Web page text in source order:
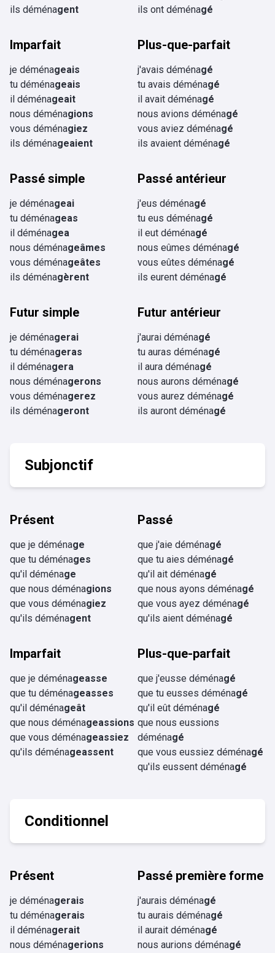
ils déménagent
ils ont déménagé
Imparfait
je déménageais
tu déménageais
il déménageait
nous déménagions
vous déménagiez
ils déménageaient
Plus-que-parfait
j'avais déménagé
tu avais déménagé
il avait déménagé
nous avions déménagé
vous aviez déménagé
ils avaient déménagé
Passé simple
je déménageai
tu déménageas
il déménagea
nous déménageâmes
vous déménageâtes
ils déménagèrent
Passé antérieur
j'eus déménagé
tu eus déménagé
il eut déménagé
nous eûmes déménagé
vous eûtes déménagé
ils eurent déménagé
Futur simple
je déménagerai
tu déménageras
il déménagera
nous déménagerons
vous déménagerez
ils déménageront
Futur antérieur
j'aurai déménagé
tu auras déménagé
il aura déménagé
nous aurons déménagé
vous aurez déménagé
ils auront déménagé
Subjonctif
Présent
que je déménage
que tu déménages
qu'il déménage
que nous déménagions
que vous déménagiez
qu'ils déménagent
Passé
que j'aie déménagé
que tu aies déménagé
qu'il ait déménagé
que nous ayons déménagé
que vous ayez déménagé
qu'ils aient déménagé
Imparfait
que je déménageasse
que tu déménageasses
qu'il déménageât
que nous déménageassions
que vous déménageassiez
qu'ils déménageassent
Plus-que-parfait
que j'eusse déménagé
que tu eusses déménagé
qu'il eût déménagé
que nous eussions
déménagé
que vous eussiez déménagé
qu'ils eussent déménagé
Conditionnel
Présent
je déménagerais
tu déménagerais
il déménagerait
nous déménagerions
Passé première forme
j'aurais déménagé
tu aurais déménagé
il aurait déménagé
nous aurions déménagé